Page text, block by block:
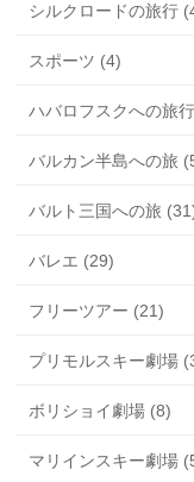
シルクロードの旅行
スポーツ (4)
ハバロフスクへの旅
バルカン半島への旅
バルト三国への旅
バレエ (29)
フリーツアー (21)
プリモルスキー劇場
ボリショイ劇場 (8)
マリインスキー劇場